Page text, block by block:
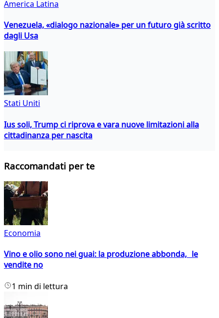
America Latina
Venezuela, «dialogo nazionale» per un futuro già scritto
dagli Usa
Stati Uniti
Ius soli, Trump ci riprova e vara nuove limitazioni alla
cittadinanza per nascita
Raccomandati per te
Economia
Vino e olio sono nei guai: la produzione abbonda, le
vendite no
1 min di lettura